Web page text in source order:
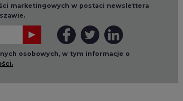
marketingowych w postaci newslettera
osobowych, w tym informacje o